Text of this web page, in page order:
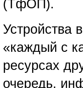
(ТфОП).
Устройства
«каждый с
ресурсах
очередь,